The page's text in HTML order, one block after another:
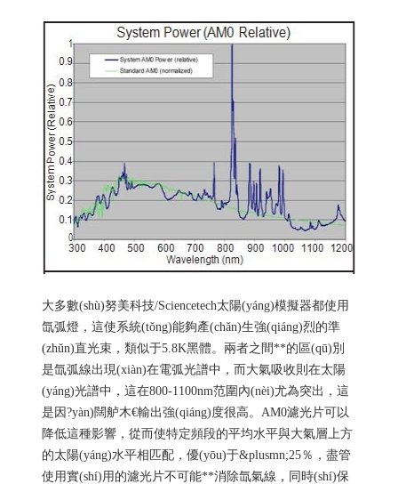
大多數(shù)努美科技/Sciencetech太陽(yáng)模擬器都使用
氙弧燈，這使系統(tǒng)能夠產(chǎn)生強(qiáng)烈的準
(zhǔn)直光束，類似于5.8K黑體。兩者之間**的區(qū)別
是氙弧線出現(xiàn)在電弧光譜中，而大氣吸收則在太陽
(yáng)光譜中，這在800-1100nm范圍內(nèi)尤為突出，這
是因?yàn)闊舻木€輸出強(qiáng)度很高。AM0濾光片可以
降低這種影響，從而使特定頻段的平均水平與大氣層上方
的太陽(yáng)水平相匹配，優(yōu)于&plusmn;25％，盡管
使用實(shí)用的濾光片不可能**消除氙氣線，同時(shí)保